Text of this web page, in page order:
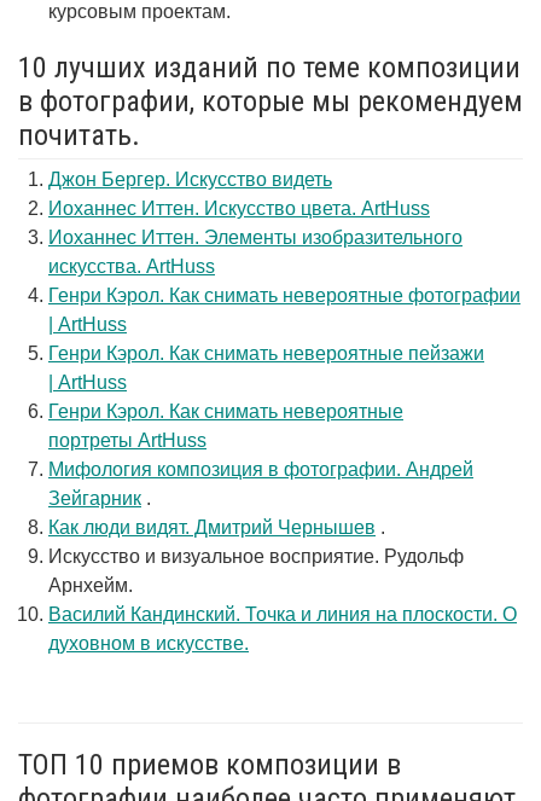
курсовым проектам.
10 лучших изданий по теме композиции
в фотографии, которые мы рекомендуем
почитать.
Джон Бергер. Искусство видеть
Иоханнес Иттен. Искусство цвета. ArtHuss
Иоханнес Иттен. Элементы изобразительного
искусства. ArtHuss
Генри Кэрол. Как снимать невероятные фотографии
| ArtHuss
Генри Кэрол. Как снимать невероятные пейзажи
| ArtHuss
Генри Кэрол. Как снимать невероятные
портреты ArtHuss
Мифология композиция в фотографии. Андрей
Зейгарник .
Как люди видят. Дмитрий Чернышев .
Искусство и визуальное восприятие. Рудольф
Арнхейм.
Василий Кандинский. Точка и линия на плоскости. О
духовном в искусстве.
ТОП 10 приемов композиции в